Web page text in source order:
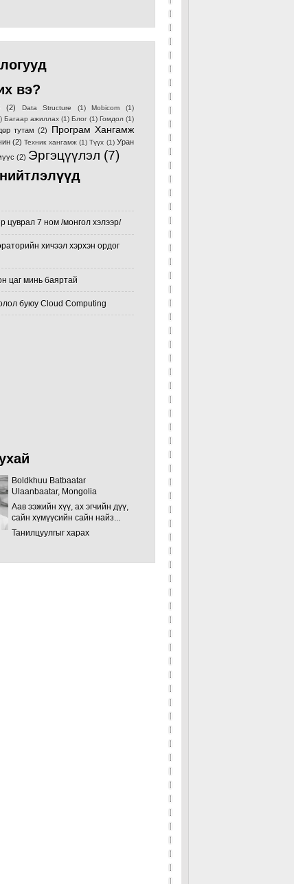
вэ?
(2) Data Structure (1) Mobicom
(1)
Багаар ажиллах (1) Блог (1) Гомдол (1)
тутам (2)
Програм Хангамж
(2) Техник хангамж (1) Түүх (1) Уран
(2) Эргэцүүлэл (7)
цуврал 7 ном /монгол хэлээр/
хичээл хэрхэн ордог
цаг минь баяртай
буюу Cloud Computing
Boldkhuu Batbaatar
Ulaanbaatar, Mongolia
Аав ээжийн хүү, ах эгчийн дүү,
сайн хүмүүсийн сайн найз...
Танилцуулгыг харах